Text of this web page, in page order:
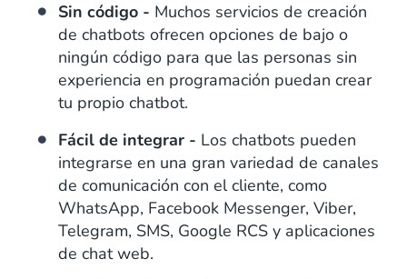
Sin código - Muchos servicios de creación
de chatbots ofrecen opciones de bajo o
ningún código para que las personas sin
experiencia en programación puedan crear
tu propio chatbot.
Fácil de integrar - Los chatbots pueden
integrarse en una gran variedad de canales
de comunicación con el cliente, como
WhatsApp, Facebook Messenger, Viber,
Telegram, SMS, Google RCS y aplicaciones
de chat web.